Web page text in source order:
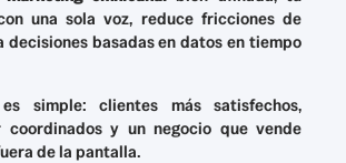
una sola voz, reduce fricciones de
decisiones basadas en datos en tiempo
simple: clientes más satisfechos,
coordinados y un negocio que vende
de la pantalla.